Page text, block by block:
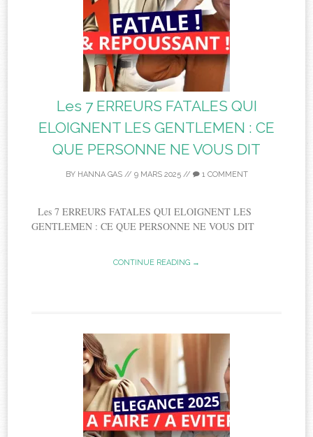
Les 7 ERREURS FATALES QUI
ELOIGNENT LES GENTLEMEN : CE
QUE PERSONNE NE VOUS DIT
BY HANNA GAS// 9 MARS 2025// 1 COMMENT
Les 7 ERREURS FATALES QUI ELOIGNENT LES
GENTLEMEN : CE QUE PERSONNE NE VOUS DIT
CONTINUE READING →